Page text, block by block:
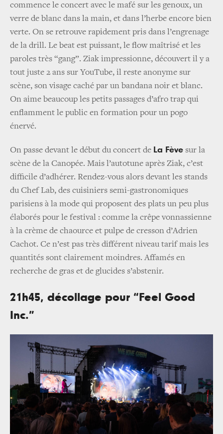
commence le concert avec le mafé sur les genoux, un
verre de blanc dans la main, et dans l’herbe encore bien
verte. On se retrouve rapidement pris dans l’engrenage
de la drill. Le beat est puissant, le flow maîtrisé et les
paroles très “gang”. Ziak impressionne, découvert il y a
tout juste 2 ans sur YouTube, il reste anonyme sur
scène, son visage caché par un bandana noir et blanc.
On aime beaucoup les petits passages d’afro trap qui
enflamment le public en formation pour un pogo
énervé.
On passe devant le début du concert de La Fève sur la
scène de la Canopée. Mais l’autotune après Ziak, c’est
difficile d’adhérer. Rendez-vous alors devant les stands
du Chef Lab, des cuisiniers semi-gastronomiques
parisiens à la mode qui proposent des plats un peu plus
élaborés pour le festival : comme la crêpe vonnassienne
à la crème de chaource et pulpe de cresson d’Adrien
Cachot. Ce n’est pas très différent niveau tarif mais les
quantités sont clairement moindres. Affamés en
recherche de gras et de glucides s’abstenir.
21h45, décollage pour “Feel Good
Inc.”